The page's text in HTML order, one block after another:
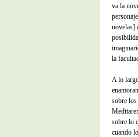
va la
novelas]
la
A lo
sobre
sobre lo
cuando